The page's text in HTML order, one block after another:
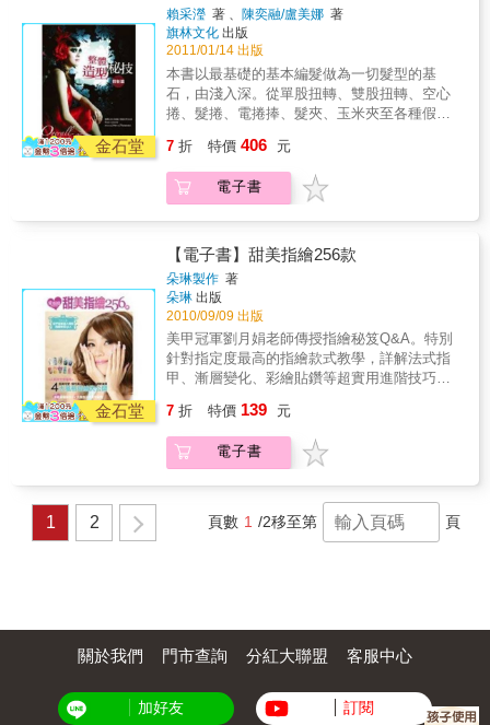
金石堂
賴采瀅 著 、陳奕融/盧美娜 著
旗林文化 出版
2011/01/14 出版
本書以最基礎的基本編髮做為一切髮型的基
石，由淺入深。從單股扭轉、雙股扭轉、空心
捲、髮捲、電捲捧、髮夾、玉米夾至各種假髮
定日後的髮型功力。 無論你是否有穩固的髮型
基礎，皆可透過本書中詳細圖解與步驟說明，
勤加練習之後，你也能輕鬆做出時下最夯的假
7 折 特價 406 元
電子書
金石堂
【電子書】甜美指繪256款
朵琳製作 著
朵琳 出版
2010/09/09 出版
美甲冠軍劉月娟老師傳授指繪秘笈Q&A。特別
針對指定度最高的指繪款式教學，詳解法式指
甲、漸層變化、彩繪貼鑽等超實用進階技巧。
意新娘指繪、公主甜美風指繪、性感小惡魔風
指繪、氣質優雅風指繪，讓指甲彩繪陪你度過
繽紛的每一刻。
7 折 特價 139 元
電子書
1 2 頁數 1 /2移至第 頁
關於我們 門市查詢 分紅大聯盟 客服中心
加好友 訂閱